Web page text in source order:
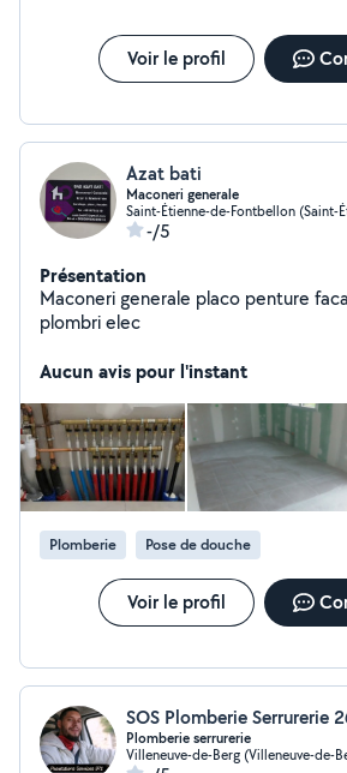
Voir le profil
Azat bati
Maconeri generale
Saint-Étienne-de-Fontbellon (Saint-
-/5
Présentation
Maconeri generale placo penture
plombri elec
Aucun avis pour l'instant
Plomberie Pose de douche
Voir le profil
SOS Plomberie Serrurerie
Plomberie serrurerie
Villeneuve-de-Berg (Villeneuve-de-